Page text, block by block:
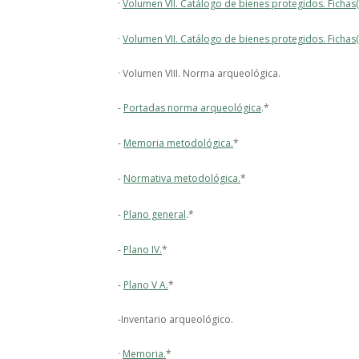
· Volumen VII. Catálogo de bienes protegidos.
· Volumen VII. Catálogo de bienes protegidos.
· Volumen VIII. Norma arqueológica.
- Portadas norma arqueológica.*
- Memoria metodológica.*
- Normativa metodológica.*
- Plano general.*
- Plano IV.*
- Plano V A.*
-Inventario arqueológico.
· Memoria.*